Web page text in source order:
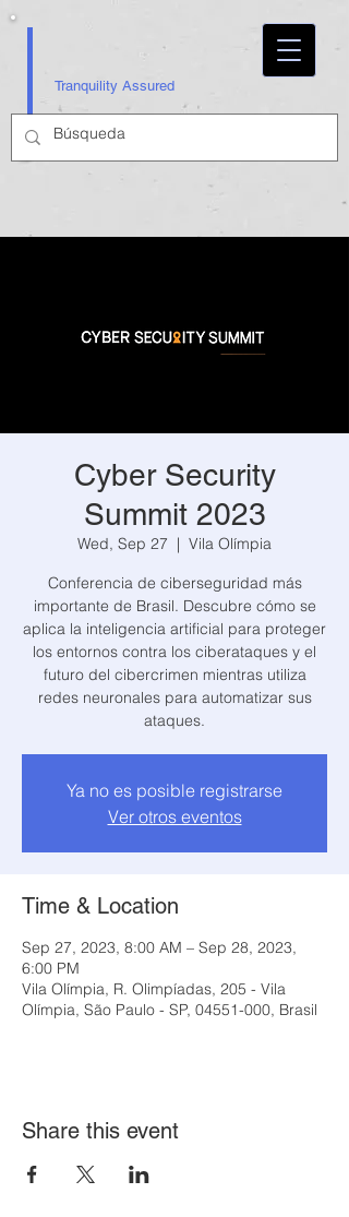
Tranquility Assured
Cyber Security
Summit 2023
Wed, Sep 27
  |
Vila Olímpia
Conferencia de ciberseguridad más
importante de Brasil. Descubre cómo se
aplica la inteligencia artificial para proteger
los entornos contra los ciberataques y el
futuro del cibercrimen mientras utiliza
redes neuronales para automatizar sus
ataques.
Ya no es posible registrarse
Ver otros eventos
Time & Location
Sep 27, 2023, 8:00 AM – Sep 28, 2023,
6:00 PM
Vila Olímpia, R. Olimpíadas, 205 - Vila
Olímpia, São Paulo - SP, 04551-000, Brasil
Share this event